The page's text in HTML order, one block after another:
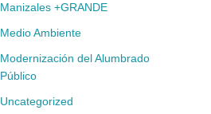
Manizales +GRANDE
Medio Ambiente
Modernización del Alumbrado
Público
Uncategorized